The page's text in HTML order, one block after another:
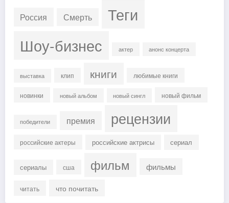
Россия Смерть Теги
Шоу-бизнес актер анонс концерта
выставка клип книги любимые книги
новинки новый альбом новый сингл новый фильм
победители премия рецензии
российские актеры российские актрисы сериал
сериалы сша фильм фильмы
читать что почитать